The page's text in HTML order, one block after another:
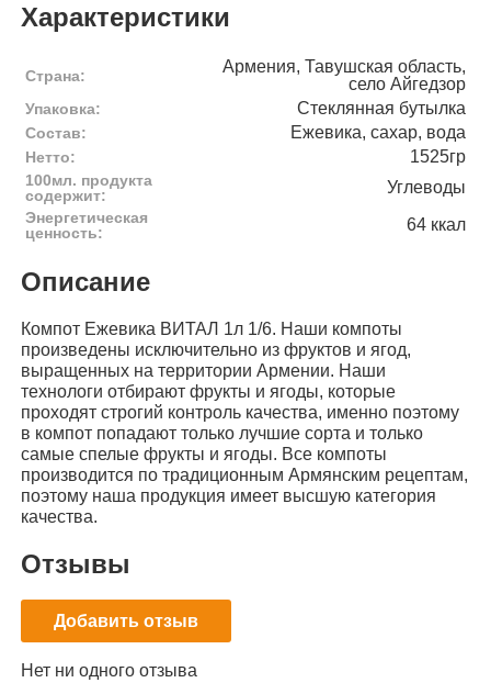
Характеристики
Страна:
Армения, Тавушская область,
село Айгедзор
Упаковка: Стеклянная бутылка
Состав: Ежевика, сахар, вода
Нетто: 1525гр
100мл. продукта
содержит:
Углеводы
Энергетическая
ценность:
64 ккал
Описание
Компот Ежевика ВИТАЛ 1л 1/6. Наши компоты
произведены исключительно из фруктов и ягод,
выращенных на территории Армении. Наши
технологи отбирают фрукты и ягоды, которые
проходят строгий контроль качества, именно поэтому
в компот попадают только лучшие сорта и только
самые спелые фрукты и ягоды. Все компоты
производится по традиционным Армянским рецептам,
поэтому наша продукция имеет высшую категория
качества.
Отзывы
Добавить отзыв
Нет ни одного отзыва